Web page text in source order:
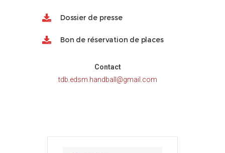
Dossier de presse
Bon de réservation de places
Contact
tdb.edsm.handball@gmail.com